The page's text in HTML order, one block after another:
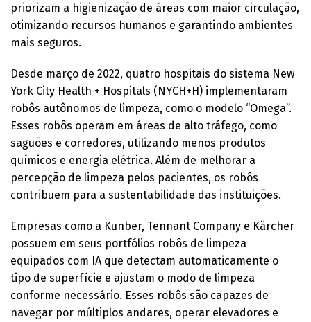
priorizam a higienização de áreas com maior circulação,
otimizando recursos humanos e garantindo ambientes
mais seguros.
Desde março de 2022, quatro hospitais do sistema New
York City Health + Hospitals (NYCH+H) implementaram
robôs autônomos de limpeza, como o modelo “Omega”.
Esses robôs operam em áreas de alto tráfego, como
saguões e corredores, utilizando menos produtos
químicos e energia elétrica. Além de melhorar a
percepção de limpeza pelos pacientes, os robôs
contribuem para a sustentabilidade das instituições.
Empresas como a Kunber, Tennant Company e Kärcher
possuem em seus portfólios robôs de limpeza
equipados com IA que detectam automaticamente o
tipo de superfície e ajustam o modo de limpeza
conforme necessário. Esses robôs são capazes de
navegar por múltiplos andares, operar elevadores e